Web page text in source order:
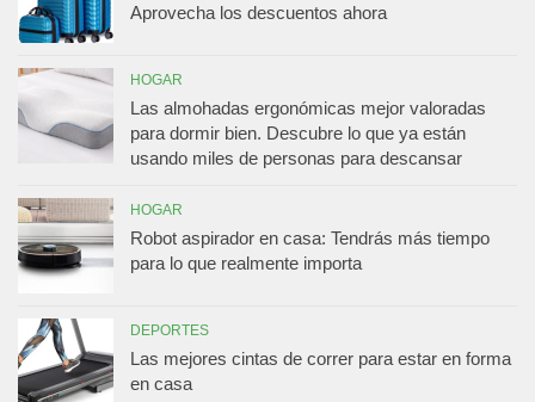
Aprovecha los descuentos ahora
HOGAR
Las almohadas ergonómicas mejor valoradas
para dormir bien. Descubre lo que ya están
usando miles de personas para descansar
HOGAR
Robot aspirador en casa: Tendrás más tiempo
para lo que realmente importa
DEPORTES
Las mejores cintas de correr para estar en forma
en casa